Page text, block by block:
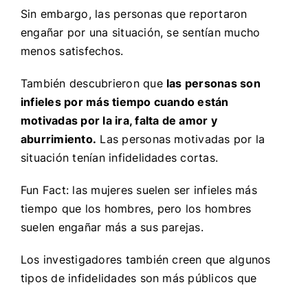
Sin embargo, las personas que reportaron
engañar por una situación, se sentían mucho
menos satisfechos.
También descubrieron que las personas son
infieles por más tiempo cuando están
motivadas por la ira, falta de amor y
aburrimiento. Las personas motivadas por la
situación tenían infidelidades cortas.
Fun Fact: las mujeres suelen ser infieles más
tiempo que los hombres, pero los hombres
suelen engañar más a sus parejas.
Los investigadores también creen que algunos
tipos de infidelidades son más públicos que